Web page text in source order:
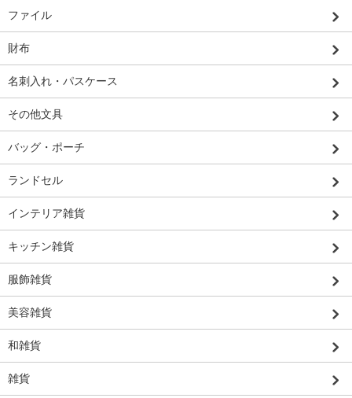
ファイル
財布
名刺入れ・パスケース
その他文具
バッグ・ポーチ
ランドセル
インテリア雑貨
キッチン雑貨
服飾雑貨
美容雑貨
和雑貨
雑貨